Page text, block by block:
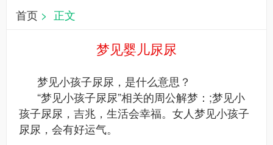
首页 > 正文
梦见婴儿尿尿
梦见小孩子尿尿，是什么意思？
“梦见小孩子尿尿”相关的周公解梦：;梦见小
孩子尿尿，吉兆，生活会幸福。女人梦见小孩子
尿尿，会有好运气。